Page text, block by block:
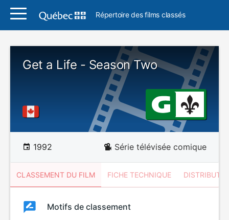
Répertoire des films classés
Get a Life - Season Two
1992 Série télévisée comique
CLASSEMENT DU FILM FICHE TECHNIQUE
ClassementClassement
Motifs de classement